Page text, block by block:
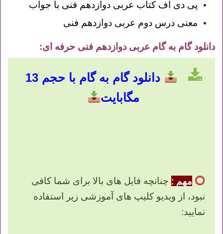
پی دی اف کتاب عربی دوازدهم فنی با جواب
معنی درس دوم عربی دوازدهم فنی
دانلود گام به گام عربی دوازدهم فنی حرفه ای:
دانلود گام به گام با حجم 13
مگابایت
مهم : چنانچه فایل های بالا برای شما کافی
نبود، از ویدیو کلیپ های آموزشی زیر استفاده
نمایید: